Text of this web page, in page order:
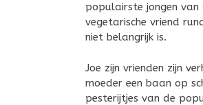
populairste jongen
vegetarische vriend
niet belangrijk is.
Joe zijn vrienden zijn
moeder een baan op
pesterijtjes van de